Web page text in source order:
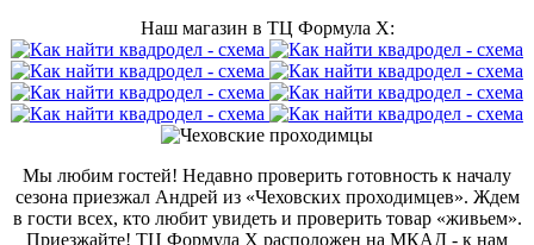
Наш магазин в ТЦ Формула Х:
Мы любим гостей! Недавно проверить готовность к началу
сезона приезжал Андрей из «Чеховских проходимцев». Ждем
в гости всех, кто любит увидеть и проверить товар «живьем».
Приезжайте! ТЦ Формула Х расположен на МКАД - к нам